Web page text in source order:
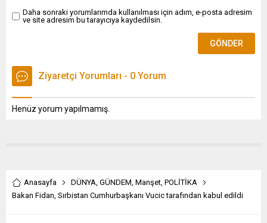
Daha sonraki yorumlarımda kullanılması için adım, e-posta adresim
ve site adresim bu tarayıcıya kaydedilsin.
Ziyaretçi Yorumları - 0 Yorum
Henüz yorum yapılmamış.
Anasayfa DÜNYA, GÜNDEM, Manşet, POLİTİKA
Bakan Fidan, Sırbistan Cumhurbaşkanı Vucic tarafından kabul edildi